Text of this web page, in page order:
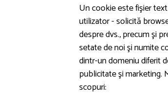
Un cookie este fişier
utilizator - solicită
despre dvs., precum şi
setate de noi şi numite
dintr-un domeniu diferit
publicitate şi marketing.
scopuri: